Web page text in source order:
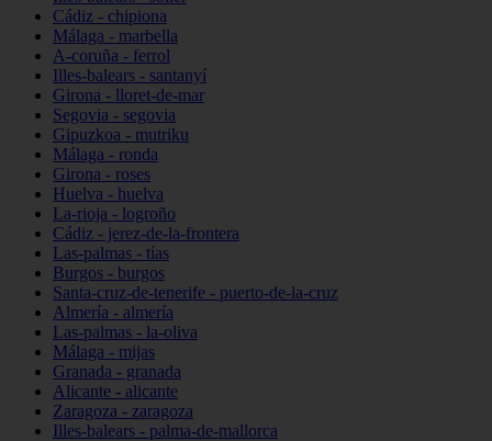
Cádiz - chipiona
Málaga - marbella
A-coruña - ferrol
Illes-balears - santanyí
Girona - lloret-de-mar
Segovia - segovia
Gipuzkoa - mutriku
Málaga - ronda
Girona - roses
Huelva - huelva
La-rioja - logroño
Cádiz - jerez-de-la-frontera
Las-palmas - tías
Burgos - burgos
Santa-cruz-de-tenerife - puerto-de-la-cruz
Almería - almería
Las-palmas - la-oliva
Málaga - mijas
Granada - granada
Alicante - alicante
Zaragoza - zaragoza
Illes-balears - palma-de-mallorca